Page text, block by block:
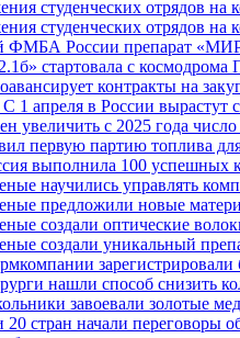
студенческих отрядов
студенческих отрядов
ФМБА России препарат
стартовала с космодрома
контракты на
1 апреля в России вырастут
увеличить с 2025 года
первую партию топлива
выполнила 100 успешных
научились управлять
предложили новые
создали оптические
создали уникальный
зарегистрировали
нашли способ снизить
завоевали золотые
20 стран начали